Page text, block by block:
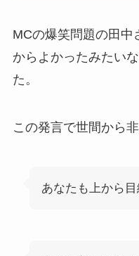
MCの爆笑問題の田中
からよかったみたい
た。
この発言で世間から
あなたも上から